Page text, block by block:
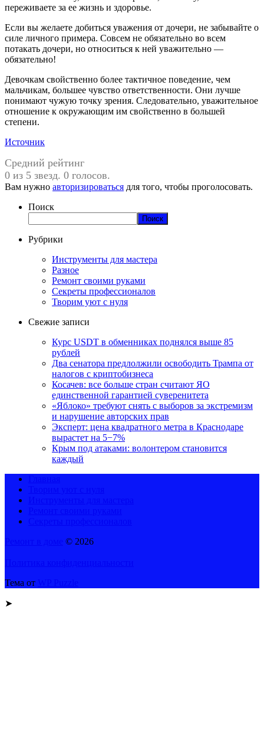
переживаете за ее жизнь и здоровье.
Если вы желаете добиться уважения от дочери, не забывайте о
силе личного примера. Совсем не обязательно во всем
потакать дочери, но относиться к ней уважительно —
обязательно!
Девочкам свойственно более тактичное поведение, чем
мальчикам, большее чувство ответственности. Они лучше
понимают чужую точку зрения. Следовательно, уважительное
отношение к окружающим им свойственно в большей
степени.
Источник
Средний рейтинг
0 из 5 звезд. 0 голосов.
Вам нужно авторизироваться для того, чтобы проголосовать.
Поиск
Поиск
Рубрики
Инструменты для мастера
Разное
Ремонт своими руками
Секреты профессионалов
Творим уют с нуля
Свежие записи
Курс USDT в обменниках поднялся выше 85
рублей
Два сенатора предлолжили освободить Трампа от
налогов с криптобизнеса
Косачев: все больше стран считают ЯО
единственной гарантией суверенитета
«Яблоко» требуют снять с выборов за экстремизм
и нарушение авторских прав
Эксперт: цена квадратного метра в Краснодаре
вырастет на 5−7%
Крым под атаками: волонтером становится
каждый
© 2026
Тема от
➤